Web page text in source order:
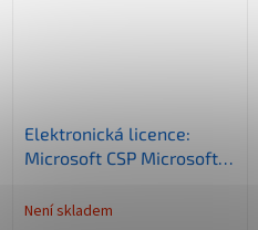
Elektronická licence:
Microsoft CSP Microsoft
předplatné 1 měsíc,
Není skladem